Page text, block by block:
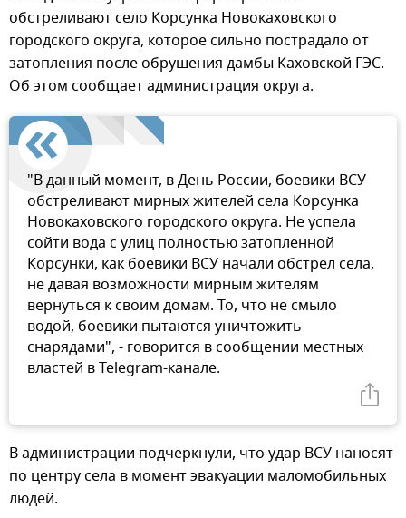
обстреливают село Корсунка Новокаховского
городского округа, которое сильно пострадало от
затопления после обрушения дамбы Каховской ГЭС.
Об этом сообщает администрация округа.
"В данный момент, в День России, боевики ВСУ
обстреливают мирных жителей села Корсунка
Новокаховского городского округа. Не успела
сойти вода с улиц полностью затопленной
Корсунки, как боевики ВСУ начали обстрел села,
не давая возможности мирным жителям
вернуться к своим домам. То, что не смыло
водой, боевики пытаются уничтожить
снарядами", - говорится в сообщении местных
властей в Telegram-канале.
В администрации подчеркнули, что удар ВСУ наносят
по центру села в момент эвакуации маломобильных
людей.